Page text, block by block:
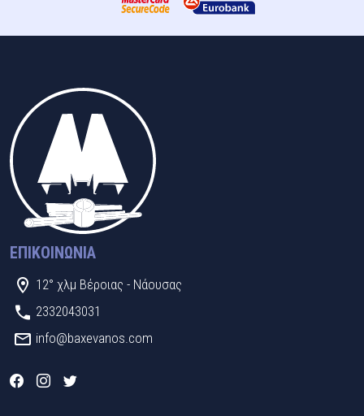
ΕΠΙΚΟΙΝΩΝΊΑ
12° χλμ Βέροιας - Νάουσας
2332043031
info@baxevanos.com